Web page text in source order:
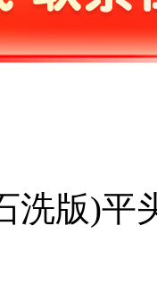
洗版)平